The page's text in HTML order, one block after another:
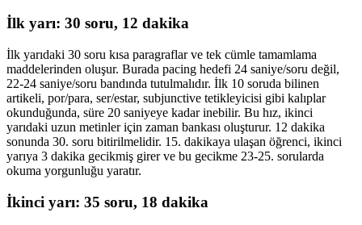
İlk yarı: 30 soru, 12 dakika
İlk yarıdaki 30 soru kısa paragraflar ve tek cümle tamamlama
maddelerinden oluşur. Burada pacing hedefi 24 saniye/soru değil,
22-24 saniye/soru bandında tutulmalıdır. İlk 10 soruda bilinen
artikeli, por/para, ser/estar, subjunctive tetikleyicisi gibi kalıplar
okunduğunda, süre 20 saniyeye kadar inebilir. Bu hız, ikinci
yarıdaki uzun metinler için zaman bankası oluşturur. 12 dakika
sonunda 30. soru bitirilmelidir. 15. dakikaya ulaşan öğrenci, ikinci
yarıya 3 dakika gecikmiş girer ve bu gecikme 23-25. sorularda
okuma yorgunluğu yaratır.
İkinci yarı: 35 soru, 18 dakika